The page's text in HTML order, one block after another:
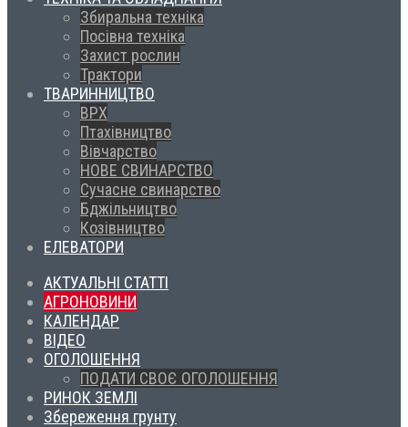
Збиральна техніка
Посівна техніка
Захист рослин
Трактори
ТВАРИННИЦТВО
ВРХ
Птахівництво
Вівчарство
НОВЕ СВИНАРСТВО
Сучасне свинарство
Бджільництво
Козівництво
ЕЛЕВАТОРИ
АКТУАЛЬНІ СТАТТІ
АГРОНОВИНИ
КАЛЕНДАР
ВІДЕО
ОГОЛОШЕННЯ
ПОДАТИ СВОЄ ОГОЛОШЕННЯ
РИНОК ЗЕМЛІ
Збереження грунту